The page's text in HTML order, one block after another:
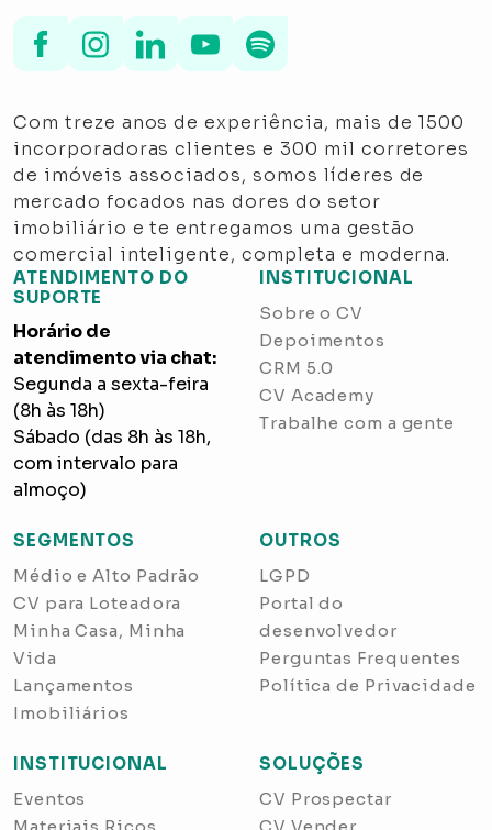
Com treze anos de experiência, mais de 1500
incorporadoras clientes e 300 mil corretores
de imóveis associados, somos líderes de
mercado focados nas dores do setor
imobiliário e te entregamos uma gestão
comercial inteligente, completa e moderna.
INSTITUCIONAL
Sobre o CV
Depoimentos
CRM 5.0
CV Academy
Trabalhe com a gente
SEGMENTOS
Médio e Alto Padrão
CV para Loteadora
Minha Casa, Minha
Vida
Lançamentos
Imobiliários
OUTROS
LGPD
Portal do
desenvolvedor
Perguntas Frequentes
Política de Privacidade
INSTITUCIONAL
Eventos
SOLUÇÕES
CV Prospectar
ATENDIMENTO DO
SUPORTE
Horário de
atendimento via chat:
Segunda a sexta-feira
(8h às 18h)
Sábado (das 8h às 18h,
com intervalo para
almoço)